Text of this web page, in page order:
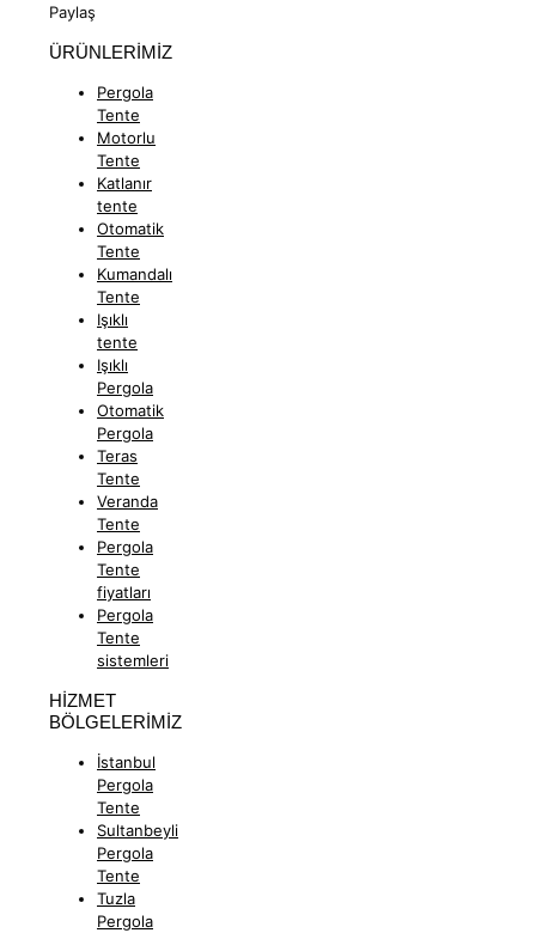
Paylaş
ÜRÜNLERİMİZ
Pergola
Tente
Motorlu
Tente
Katlanır
tente
Otomatik
Tente
Kumandalı
Tente
Işıklı
tente
Işıklı
Pergola
Otomatik
Pergola
Teras
Tente
Veranda
Tente
Pergola
Tente
fiyatları
Pergola
Tente
sistemleri
HİZMET
BÖLGELERİMİZ
İstanbul
Pergola
Tente
Sultanbeyli
Pergola
Tente
Tuzla
Pergola